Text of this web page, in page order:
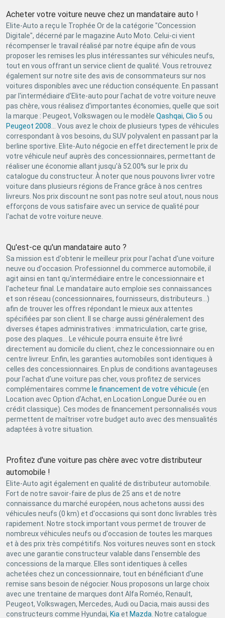
Acheter votre voiture neuve chez un mandataire auto !
Elite-Auto a reçu le Trophée Or de la catégorie "Concession
Digitale", décerné par le magazine Auto Moto. Celui-ci vient
récompenser le travail réalisé par notre équipe afin de vous
proposer les remises les plus intéressantes sur véhicules neufs,
tout en vous offrant un service client de qualité. Vous retrouvez
également sur notre site des avis de consommateurs sur nos
voitures disponibles avec une réduction conséquente. En passant
par l'intermédiaire d'Elite-auto pour l'achat de votre voiture neuve
pas chère, vous réalisez d'importantes économies, quelle que soit
la marque : Peugeot, Volkswagen ou le modèle Qashqai, Clio 5 ou
Peugeot 2008 ... Vous avez le choix de plusieurs types de véhicules
correspondant à vos besoins, du SUV polyvalent en passant par la
berline sportive. Elite-Auto négocie en effet directement le prix de
votre véhicule neuf auprès des concessionnaires, permettant de
réaliser une économie allant jusqu'à 52.00% sur le prix du
catalogue du constructeur. À noter que nous pouvons livrer votre
voiture dans plusieurs régions de France grâce à nos centres
livreurs. Nos prix discount ne sont pas notre seul atout, nous nous
efforçons de vous satisfaire avec un service de qualité pour
l'achat de votre voiture neuve.
Qu'est-ce qu'un mandataire auto ?
Sa mission est d'obtenir le meilleur prix pour l'achat d'une voiture
neuve ou d'occasion. Professionnel du commerce automobile, il
agit ainsi en tant qu'intermédiaire entre le concessionnaire et
l'acheteur final. Le mandataire auto emploie ses connaissances
et son réseau (concessionnaires, fournisseurs, distributeurs...)
afin de trouver les offres répondant le mieux aux attentes
spécifiées par son client. Il se charge aussi généralement des
diverses étapes administratives : immatriculation, carte grise,
pose des plaques... Le véhicule pourra ensuite être livré
directement au domicile du client, chez le concessionnaire ou en
centre livreur. Enfin, les garanties automobiles sont identiques à
celles des concessionnaires. En plus de conditions avantageuses
pour l'achat d'une voiture pas cher, vous profitez de services
complémentaires comme le financement de votre véhicule (en
Location avec Option d'Achat, en Location Longue Durée ou en
crédit classique). Ces modes de financement personnalisés vous
permettent de maîtriser votre budget auto avec des mensualités
adaptées à votre situation.
Profitez d'une voiture pas chère avec votre distributeur
automobile !
Elite-Auto agit également en qualité de distributeur automobile.
Fort de notre savoir-faire de plus de 25 ans et de notre
connaissance du marché européen, nous achetons aussi des
véhicules neufs (0 km) et d'occasions qui sont donc livrables très
rapidement. Notre stock important vous permet de trouver de
nombreux véhicules neufs ou d'occasion de toutes les marques
et à des prix très compétitifs. Nos voitures neuves sont en stock
avec une garantie constructeur valable dans l'ensemble des
concessions de la marque. Elles sont identiques à celles
achetées chez un concessionnaire, tout en bénéficiant d'une
remise sans besoin de négocier. Nous proposons un large choix
avec une trentaine de marques dont Alfa Roméo, Renault,
Peugeot, Volkswagen, Mercedes, Audi ou Dacia, mais aussi des
constructeurs comme Hyundai, Kia et Mazda . Notre catalogue